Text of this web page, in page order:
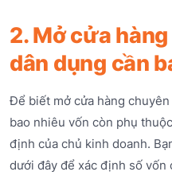
2. Mở cửa
dân dụng cần
Để biết mở cửa hàng
bao nhiêu vốn còn phụ
định của chủ kinh doanh.
dưới đây để xác định số vốn